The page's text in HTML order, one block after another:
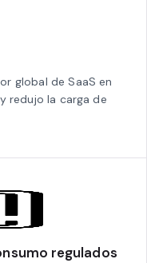
global de SaaS en
redujo la carga de
regulados